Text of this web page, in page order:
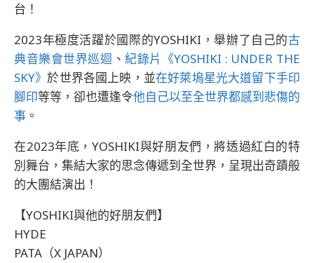
台！
2023年極度活躍於國際的YOSHIKI，舉辦了自己的古
典音樂會世界巡迴 、 紀錄片《YOSHIKI : UNDER THE
SKY》於世界各國上映，並在好萊塢星光大道留下手印
腳印等等，卻也遭逢令他自己以至全世界都感到悲傷的
事 。
在2023年底，YOSHIKI與好朋友們，將透過紅白的特
別舞台，集結大家的思念傳遞到全世界，呈現出奇蹟般
的大團結演出！
【YOSHIKI與他的好朋友們】
HYDE
PATA（X JAPAN）